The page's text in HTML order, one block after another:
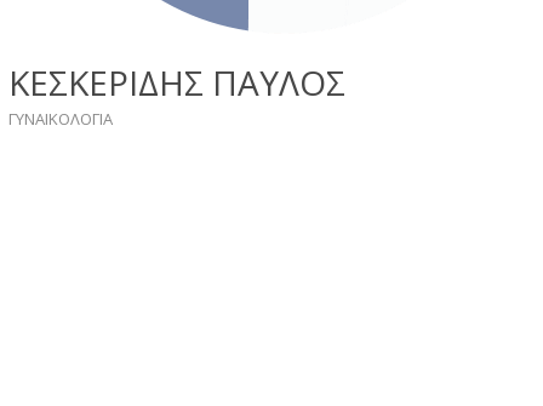
ΚΕΣΚΕΡΙΔΗΣ ΠΑΥΛΟΣ
ΓΥΝΑΙΚΟΛΟΓIA